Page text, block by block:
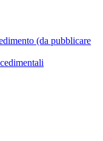
(da pubblicare